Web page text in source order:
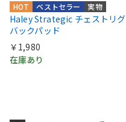
実物
ベストセラー
HOT
Haley Strategic チェストリグ
バックパッド
￥1,980
在庫あり